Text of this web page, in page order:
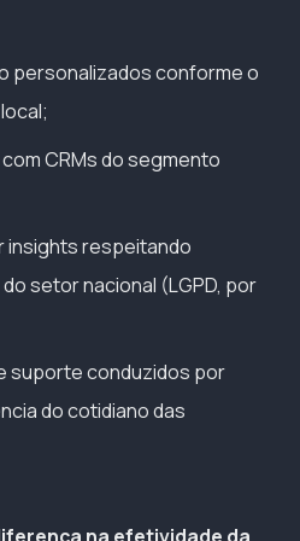
personalizados conforme o
CRMs do segmento
insights respeitando
setor nacional (LGPD, por
suporte conduzidos por
do cotidiano das
na efetividade da